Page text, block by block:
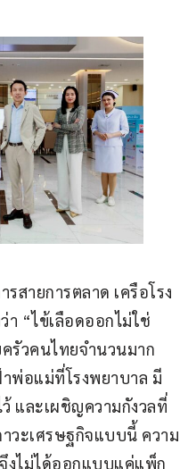
สายการตลาด เครือโรง
“ไข้เลือดออกไม่ใช่
รัวคนไทยจำนวนมาก
าพ่อแม่ที่โรงพยาบาล มี
และเผชิญความกังวลที่
วะเศรษฐกิจแบบนี้ ความ
งไม่ได้ออกแบบแค่แพ็ก